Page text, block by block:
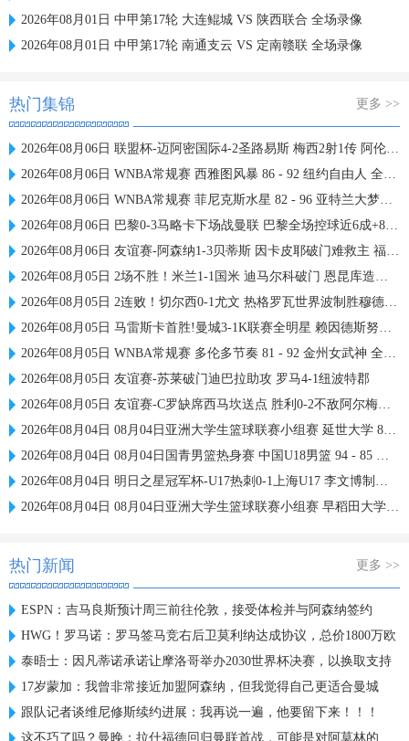
2026年08月01日 中甲第17轮 大连鲲城 VS 陕西联合 全场录像
2026年08月01日 中甲第17轮 南通支云 VS 定南赣联 全场录像
热门集锦 更多 >>
2026年08月06日 联盟杯-迈阿密国际4-2圣路易斯 梅西2射1传 阿伦助攻戴帽
2026年08月06日 WNBA常规赛 西雅图风暴 86 - 92 纽约自由人 全场集锦
2026年08月06日 WNBA常规赛 菲尼克斯水星 82 - 96 亚特兰大梦想 全场集锦
2026年08月06日 巴黎0-3马略卡下场战曼联 巴黎全场控球近6成+8射3正未果
2026年08月06日 友谊赛-阿森纳1-3贝蒂斯 因卡皮耶破门难救主 福纳尔斯1射2传
2026年08月05日 2场不胜！米兰1-1国米 迪马尔科破门 恩昆库造点+点射拉莫斯登场
2026年08月05日 2连败！切尔西0-1尤文 热格罗瓦世界波制胜穆德里克时隔614天复出
2026年08月05日 马雷斯卡首胜!曼城3-1K联赛全明星 赖因德斯努里破门塞梅尼奥助攻
2026年08月05日 WNBA常规赛 多伦多节奏 81 - 92 金州女武神 全场集锦
2026年08月05日 友谊赛-苏莱破门迪巴拉助攻 罗马4-1纽波特郡
2026年08月05日 友谊赛-C罗缺席西马坎送点 胜利0-2不敌阿尔梅里亚
2026年08月04日 08月04日亚洲大学生篮球联赛小组赛 延世大学 82 - 83 北京大学 集锦
2026年08月04日 08月04日国青男篮热身赛 中国U18男篮 94 - 85 加拿大大卫·安篮球学院 集锦
2026年08月04日 明日之星冠军杯-U17热刺0-1上海U17 李文博制胜球
2026年08月04日 08月04日亚洲大学生篮球联赛小组赛 早稻田大学 71 - 86 清华大学 集锦
热门新闻 更多 >>
ESPN：吉马良斯预计周三前往伦敦，接受体检并与阿森纳签约
HWG！罗马诺：罗马签马竞右后卫莫利纳达成协议，总价1800万欧
泰晤士：因凡蒂诺承诺让摩洛哥举办2030世界杯决赛，以换取支持
17岁蒙加：我曾非常接近加盟阿森纳，但我觉得自己更适合曼城
跟队记者谈维尼修斯续约进展：我再说一遍，他要留下来！！！
这不巧了吗？曼晚：拉什福德回归曼联首战，可能是对阿莫林的米兰